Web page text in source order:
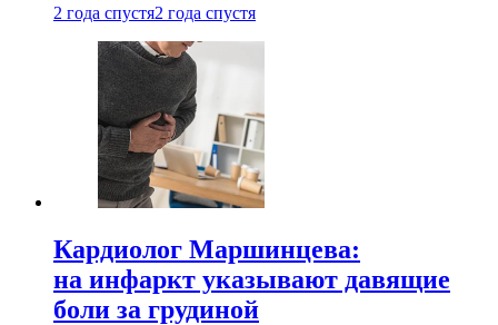
2 года спустя2 года спустя
Кардиолог Маршинцева:
на инфаркт указывают давящие
боли за грудиной